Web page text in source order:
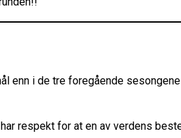
enn i de tre foregående
respekt for at en av verdens